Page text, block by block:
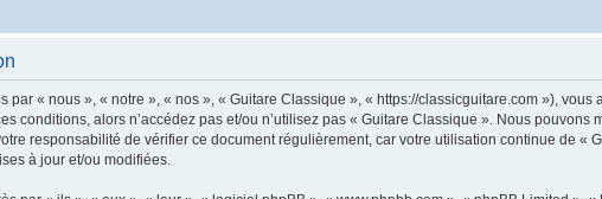
« nous », « notre », « nos », « Guitare Classique », « https://classicguitare.com »),
conditions, alors n’accédez pas et/ou n’utilisez pas « Guitare Classique ». Nous
responsabilité de vérifier ce document régulièrement, car votre utilisation continue de «
à jour et/ou modifiées.